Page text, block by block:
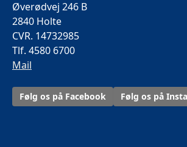
Øverødvej 246 B
2840 Holte
CVR. 14732985
Tlf. 4580 6700
Mail
Følg os på Facebook Følg os på